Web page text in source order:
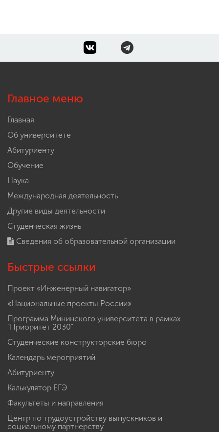
Главное меню
Главная
Об университете
Абитуриенту
Обучение
Наука
Международная деятельность
Другие виды деятельности
Студенческая жизнь
Сведения об образовательной организации
Быстрые ссылки
Проект «Инженерный навигатор»
«Национальные проекты России»
Программа Мининского университета в рамках
"Приоритет 2030"
Студенческие конструкторские бюро
Календарь мероприятий
Абитуриенту
Калькулятор ЕГЭ
Факультеты и направления
Центр по трудоустройству выпускников и
социальному партнерству